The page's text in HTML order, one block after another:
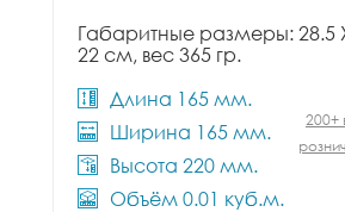
Габаритные размеры: 28.5
22 см, вес 365 гр.
Длина 165 мм.
Ширина 165 мм.
Высота 220 мм.
Объём 0.01 куб.м.
200+